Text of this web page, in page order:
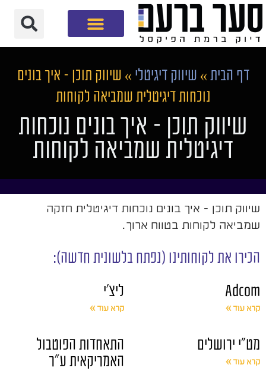
דף הבית » שיווק דיגיטלי » שיווק תוכן – איך בונים
נוכחות דיגיטלית שמביאה לקוחות
שיווק תוכן – איך בונים נוכחות
דיגיטלית שמביאה לקוחות
שיווק תוכן - איך בונים נוכחות דיגיטלית חזקה
שמביאה לקוחות בטווח ארוך.
הכירו את לקוחותינו (נפתח בלשונית חדשה):
Adcom
קרא עוד »
ליצ'י
קרא עוד »
מט"י ירושלים
קרא עוד »
התאחדות הפוטבול
האמריקאית ע"ר